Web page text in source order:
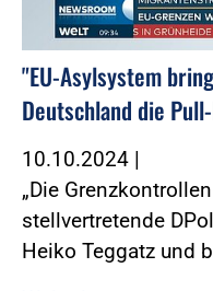
"EU-Asylsystem
Deutschland die
10.10.2024 |
„Die
stellvertretende
Heiko Teggatz und